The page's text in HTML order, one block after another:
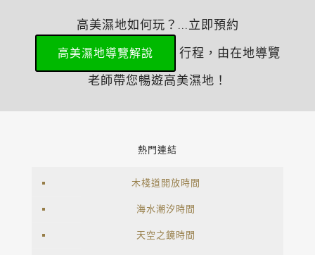
高美濕地如何玩？...立即預約
高美濕地導覽解說
行程，由在地導覽
老師帶您暢遊高美濕地！
熱門連結
木棧道開放時間
海水潮汐時間
天空之鏡時間